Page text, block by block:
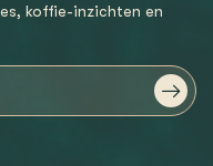
koffie-inzichten en